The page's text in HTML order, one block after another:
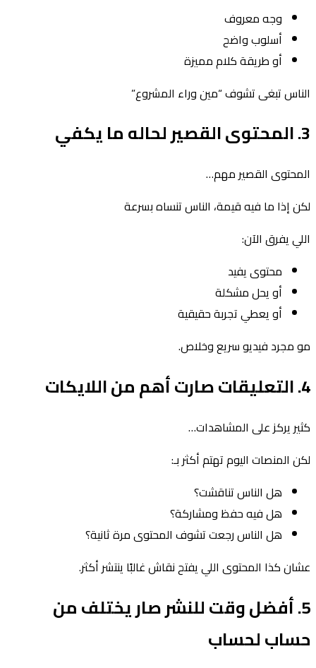
وجه معروف
أسلوب واضح
أو طريقة كلام مميزة
الناس تبغى تشوف “مين وراء المشروع”
3. المحتوى القصير لحاله ما يكفي
المحتوى القصير مهم…
لكن إذا ما فيه قيمة، الناس تنساه بسرعة
اللي يفرق الآن:
محتوى يفيد
أو يحل مشكلة
أو يعطي تجربة حقيقية
مو مجرد فيديو سريع وخلاص.
4. التعليقات صارت أهم من اللايكات
كثير يركز على المشاهدات…
لكن المنصات اليوم تهتم أكثر بـ:
هل الناس تناقشت؟
هل فيه حفظ ومشاركة؟
هل الناس رجعت تشوف المحتوى مرة ثانية؟
عشان كذا المحتوى اللي يفتح نقاش غالبًا ينتشر أكثر.
5. أفضل وقت للنشر صار يختلف من
حساب لحساب